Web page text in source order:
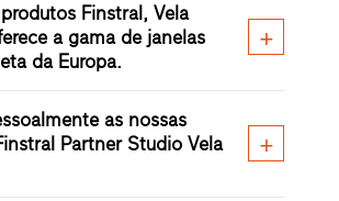
Finstral, Vela
a gama de janelas
da Europa.
as nossas
Partner Studio Vela